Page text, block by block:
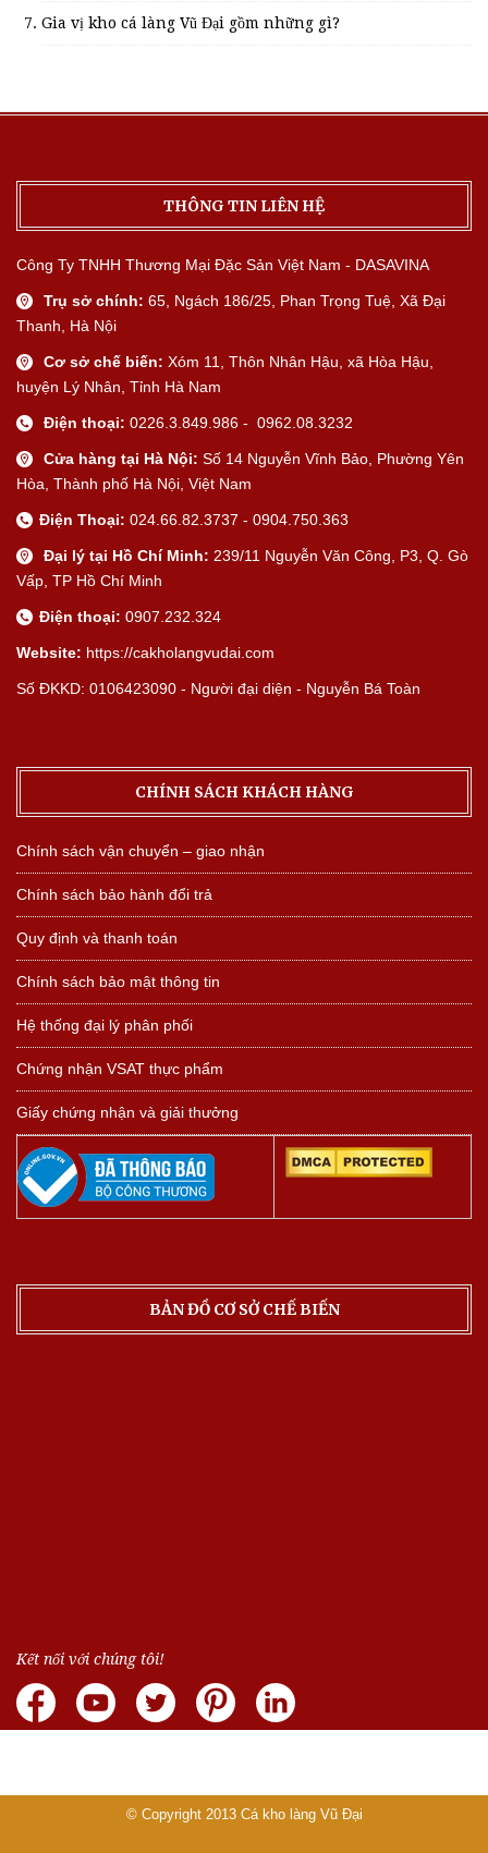
Gia vị kho cá làng Vũ Đại gồm những gì?
THÔNG TIN LIÊN HỆ
Công Ty TNHH Thương Mại Đặc Sản Việt Nam - DASAVINA
Trụ sở chính: 65, Ngách 186/25, Phan Trọng Tuệ, Xã Đại
Thanh, Hà Nội
Cơ sở chế biến: Xóm 11, Thôn Nhân Hậu, xã Hòa Hậu,
huyện Lý Nhân, Tỉnh Hà Nam
Điện thoại: 0226.3.849.986 - 0962.08.3232
Cửa hàng tại Hà Nội: Số 14 Nguyễn Vĩnh Bảo, Phường Yên
Hòa, Thành phố Hà Nội, Việt Nam
Điện Thoại: 024.66.82.3737 - 0904.750.363
Đại lý tại Hồ Chí Minh: 239/11 Nguyễn Văn Công, P3, Q. Gò
Vấp, TP Hồ Chí Minh
Điện thoại: 0907.232.324
Website: https://cakholangvudai.com
Số ĐKKD: 0106423090 - Người đại diện - Nguyễn Bá Toàn
CHÍNH SÁCH KHÁCH HÀNG
Chính sách vận chuyển – giao nhận
Chính sách bảo hành đổi trả
Quy định và thanh toán
Chính sách bảo mật thông tin
Hệ thống đại lý phân phối
Chứng nhận VSAT thực phẩm
Giấy chứng nhận và giải thưởng
BẢN ĐỒ CƠ SỞ CHẾ BIẾN
Kết nối với chúng tôi!
© Copyright 2013 Cá kho làng Vũ Đại